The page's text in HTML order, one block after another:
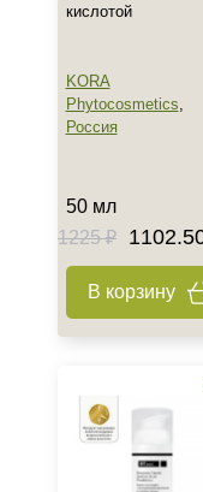
Показать еще
Объём
8 мл
10 мл
Показать еще
Ингредиенты
Аминокислоты
кислотой
KORA
Phytocosmetics,
Россия
50 мл
1225 ₽
В корзину